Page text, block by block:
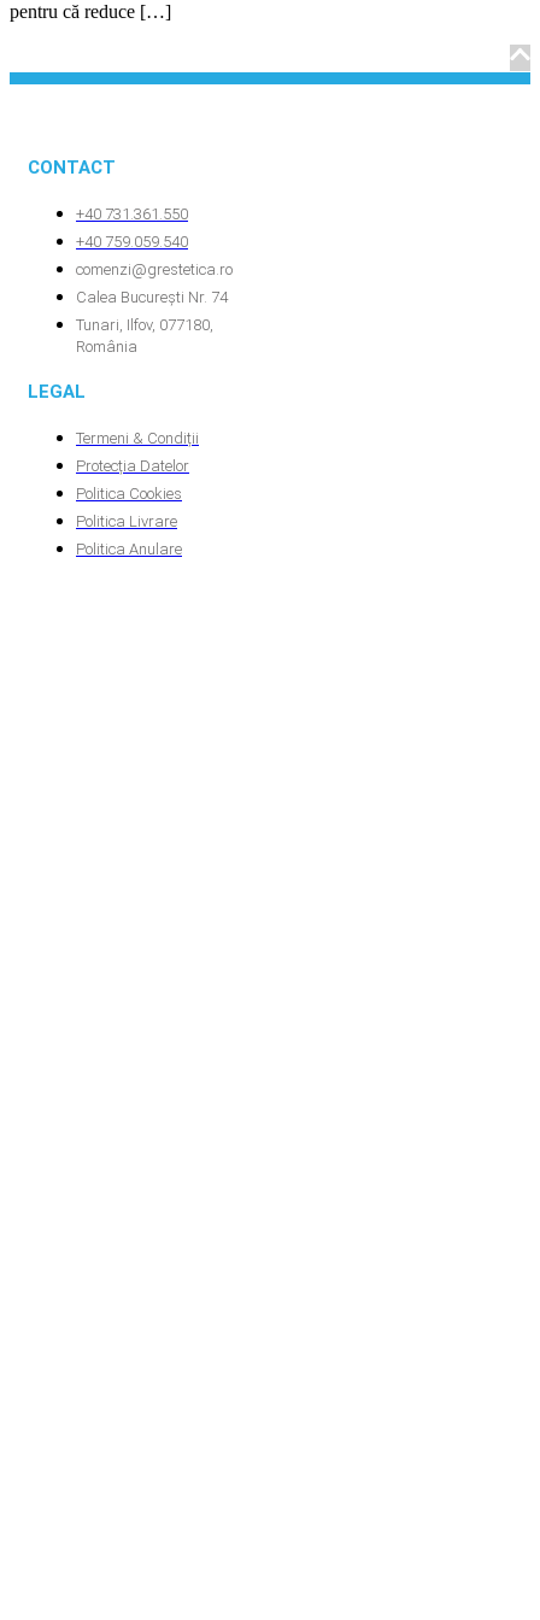
pentru că reduce […]
CONTACT
+40 731.361.550
+40 759.059.540
comenzi@grestetica.ro
Calea București Nr. 74
Tunari, Ilfov, 077180,
România
LEGAL
Termeni & Condiții
Protecția Datelor
Politica Cookies
Politica Livrare
Politica Anulare